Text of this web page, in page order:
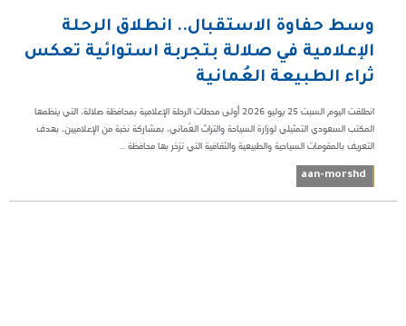
وسط حفاوة الاستقبال.. انطلاق الرحلة
الإعلامية في صلالة بتجربة استوائية تعكس
ثراء الطبيعة العُمانية
انطلقت اليوم السبت 25 يوليو 2026 أولى محطات الرحلة الإعلامية بمحافظة صلالة، التي ينظمها
المكتب السعودي التمثيلي لوزارة السياحة والتراث العُماني، بمشاركة نخبة من الإعلاميين، بهدف
التعريف بالمقومات السياحية والطبيعية والثقافية التي تزخر بها محافظة ...
aan-morshd